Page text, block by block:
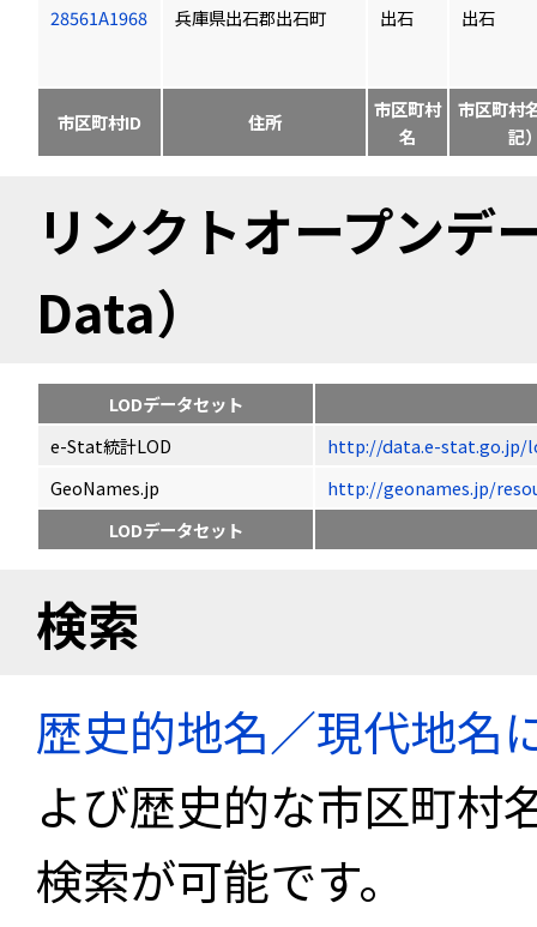
28561A1968 兵庫県出石郡出石町 出石 出石
市区町村ID 住所
市区町村
名
市区町村
記
リンクトオープン
Data）
LODデータセット
e-Stat統計LOD
http://data.e-stat.go.jp/
GeoNames.jp
http://geonames.jp/
LODデータセット
検索
歴史的地名／現代地名
よび歴史的な市区町村
検索が可能です。